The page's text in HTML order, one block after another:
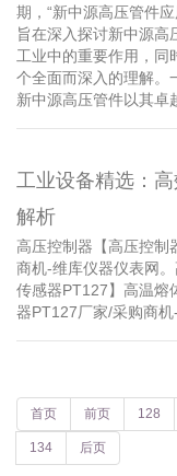
期，“新中源高压管件
旨在深入探讨新中源高
工业中的重要作用，同
个全面而深入的理解。
新中源高压管件以其卓
工业设备精选：
解析
高压控制器【高压控制
商机-维库仪器仪表网
传感器PT127】高温熔
器PT127厂家/采购商机
首页 前页 128
134 后页